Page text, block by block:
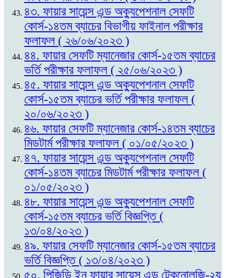
৪৩. ফায়ার সায়েন্স এন্ড অক্যুপেশনাল সেফটি
কোর্স-১৪তম ব্যাচের বিভাগীয় ফাইনাল পরীক্ষার
ফলাফল ( ২৬/০৬/২০২৩ )
৪৪. ফায়ার সেফটি ম্যানেজার কোর্স-১৫তম ব্যাচের
ভর্তি পরীক্ষার ফলাফল ( ২৫/০৬/২০২৩ )
৪৫. ফায়ার সায়েন্স এন্ড অক্যুপেশনাল সেফটি
কোর্স-১৫তম ব্যাচের ভর্তি পরীক্ষার ফলাফল (
২০/০৬/২০২৩ )
৪৬. ফায়ার সেফটি ম্যানেজার কোর্স-১৪তম ব্যাচের
মিডটার্ম পরীক্ষার ফলাফল ( ০১/০৫/২০২৩ )
৪৭. ফায়ার সায়েন্স এন্ড অক্যুপেশনাল সেফটি
কোর্স-১৪তম ব্যাচের মিডটার্ম পরীক্ষার ফলাফল (
০১/০৫/২০২৩ )
৪৮. ফায়ার সায়েন্স এন্ড অক্যুপেশনাল সেফটি
কোর্স-১৫তম ব্যাচের ভর্তি বিজ্ঞপ্তি (
১৩/০৪/২০২৩ )
৪৯. ফায়ার সেফটি ম্যানেজার কোর্স-১৫তম ব্যাচের
ভর্তি বিজ্ঞপ্তি ( ১৩/০৪/২০২৩ )
৫০. পিজিডি ইন ফায়ার সায়েন্স এন্ড টেকনোলজি-২য়